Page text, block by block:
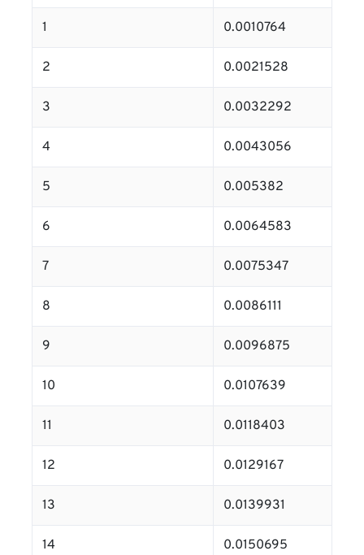
1 0.0010764
2 0.0021528
3 0.0032292
4 0.0043056
5 0.005382
6 0.0064583
7 0.0075347
8 0.0086111
9 0.0096875
10 0.0107639
11 0.0118403
12 0.0129167
13 0.0139931
14 0.0150695